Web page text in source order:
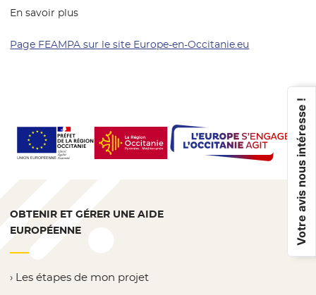
En savoir plus
Page FEAMPA sur le site Europe-en-Occitanie.eu
OBTENIR ET GÉRER UNE AIDE
EUROPÉENNE
Les étapes de mon projet
Votre avis nous intéresse !